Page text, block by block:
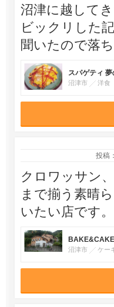
沼津に越して
ビックリした
聞いたので落
スパゲティ
沼津市 洋食
投稿
クロワッサン
まで揃う素晴
いたい店です。
BAKE&CAKE
沼津市 ケー